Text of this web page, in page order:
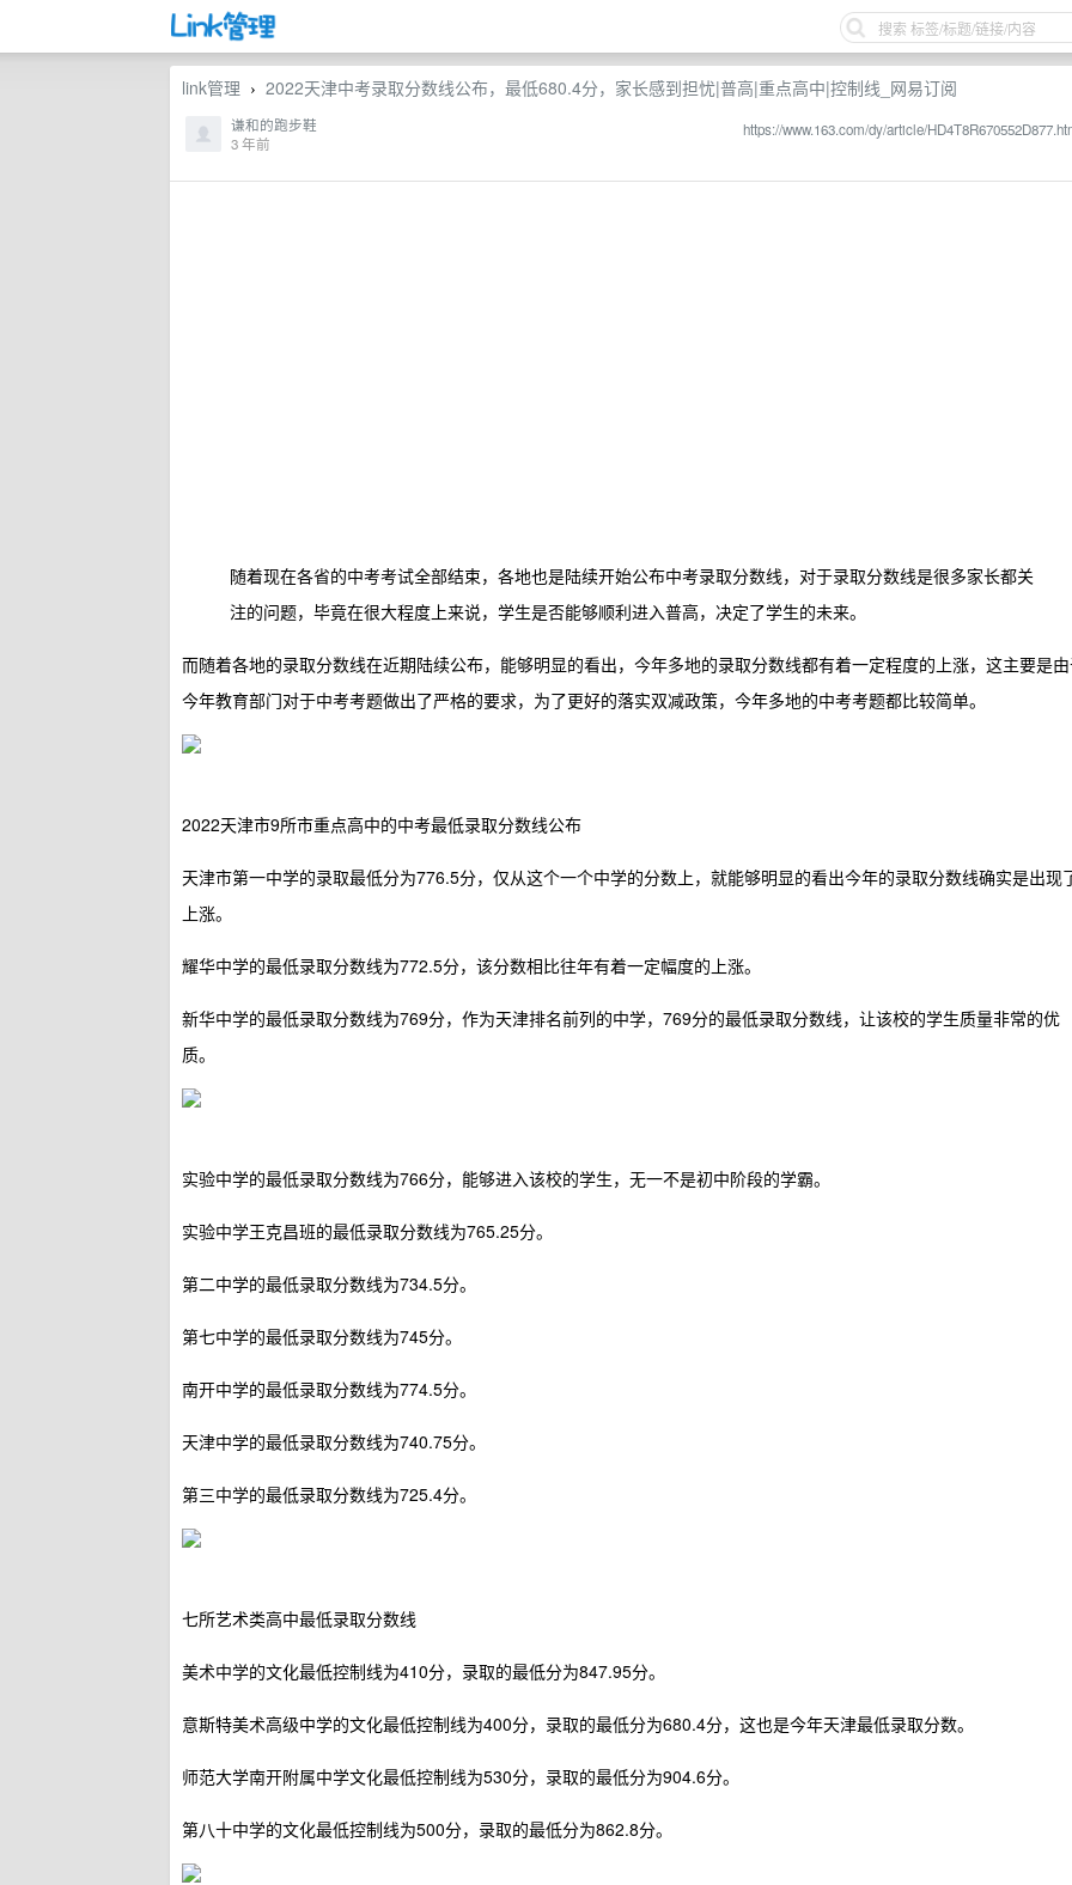
link管理 › 2022天津中考录取分数线公布，最低680.4分，家长感到担忧|普高|重点高中|控制线_网易订阅
https://www.163.com/dy/article/
谦和的跑步鞋
3 年前
随着现在各省的中考考试全部结束，各地也是陆续开始公布中考录取分数线，对于录取分数线是很多家长都关
注的问题，毕竟在很大程度上来说，学生是否能够顺利进入普高，决定了学生的未来。
而随着各地的录取分数线在近期陆续公布，能够明显的看出，今年多地的录取分数线都有着一定程度的上涨，这主要是
今年教育部门对于中考考题做出了严格的要求，为了更好的落实双减政策，今年多地的中考考题都比较简单。
2022天津市9所市重点高中的中考最低录取分数线公布
天津市第一中学的录取最低分为776.5分，仅从这个一个中学的分数上，就能够明显的看出今年的录取分数线确实是出现
上涨。
耀华中学的最低录取分数线为772.5分，该分数相比往年有着一定幅度的上涨。
新华中学的最低录取分数线为769分，作为天津排名前列的中学，769分的最低录取分数线，让该校的学生质量非常的优
质。
实验中学的最低录取分数线为766分，能够进入该校的学生，无一不是初中阶段的学霸。
实验中学王克昌班的最低录取分数线为765.25分。
第二中学的最低录取分数线为734.5分。
第七中学的最低录取分数线为745分。
南开中学的最低录取分数线为774.5分。
天津中学的最低录取分数线为740.75分。
第三中学的最低录取分数线为725.4分。
七所艺术类高中最低录取分数线
美术中学的文化最低控制线为410分，录取的最低分为847.95分。
意斯特美术高级中学的文化最低控制线为400分，录取的最低分为680.4分，这也是今年天津最低录取分数。
师范大学南开附属中学文化最低控制线为530分，录取的最低分为904.6分。
第八十中学的文化最低控制线为500分，录取的最低分为862.8分。